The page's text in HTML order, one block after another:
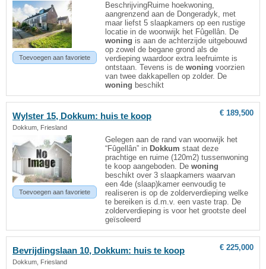
Toevoegen aan favoriete
BeschrijvingRuime hoekwoning,
aangrenzend aan de Dongeradyk, met
maar liefst 5 slaapkamers op een rustige
locatie in de woonwijk het Fûgellân. De
woning is aan de achterzijde uitgebouwd
op zowel de begane grond als de
verdieping waardoor extra leefruimte is
ontstaan. Tevens is dewoning voorzien
van twee dakkapellen op zolder. De
woning beschikt
Wylster 15, Dokkum: huis te koop
Dokkum, Friesland
€ 189,500
Toevoegen aan favoriete
Gelegen aan de rand van woonwijk het
“Fûgellân” in Dokkum staat deze
prachtige en ruime (120m2) tussenwoning
te koop aangeboden. Dewoning
beschikt over 3 slaapkamers waarvan
een 4de (slaap)kamer eenvoudig te
realiseren is op de zolderverdieping welke
te bereiken is d.m.v. een vaste trap. De
zolderverdieping is voor het grootste deel
geïsoleerd
Bevrijdingslaan 10, Dokkum: huis te koop
Dokkum, Friesland
€ 225,000